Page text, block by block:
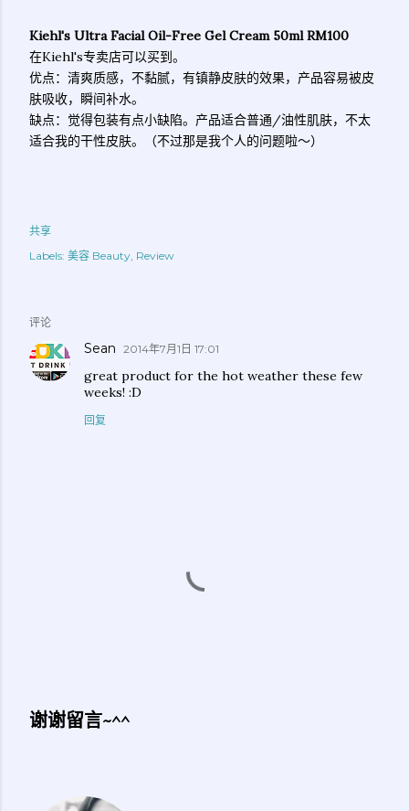
Kiehl's Ultra Facial Oil-Free Gel Cream 50ml RM100
在Kiehl's专卖店可以买到。
优点：清爽质感，不黏腻，有镇静皮肤的效果，产品容易被皮
肤吸收，瞬间补水。
缺点：觉得包装有点小缺陷。产品适合普通/油性肌肤，不太
适合我的干性皮肤。（不过那是我个人的问题啦～）
共享
Labels: 美容 Beauty Review
评论
Sean 2014年7月1日 17:01
great product for the hot weather these few
weeks! :D
回复
谢谢留言~^^